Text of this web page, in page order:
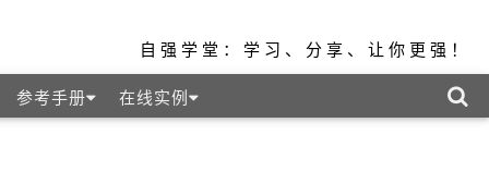
自强学堂：学习、分享、让你更强！
参考手册 在线实例